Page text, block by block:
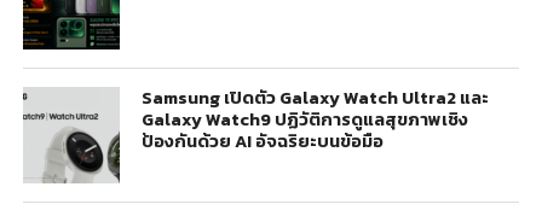
Samsung เปิดตัว Galaxy Watch Ultra2 และ
Galaxy Watch9 ปฏิวัติการดูแลสุขภาพเชิง
ป้องกันด้วย AI อัจฉริยะบนข้อมือ